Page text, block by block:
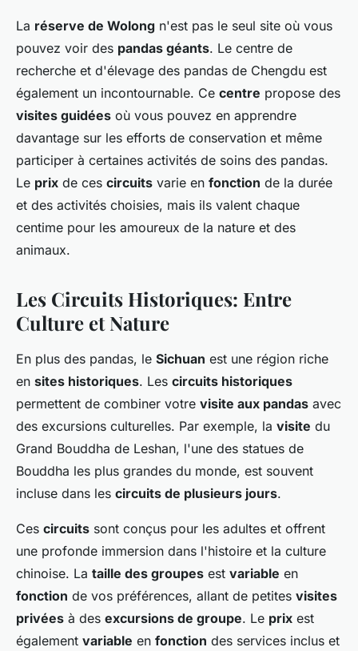
La réserve de Wolong n'est pas le seul site où vous
pouvez voir des pandas géants. Le centre de
recherche et d'élevage des pandas de Chengdu est
également un incontournable. Ce centre propose des
visites guidées où vous pouvez en apprendre
davantage sur les efforts de conservation et même
participer à certaines activités de soins des pandas.
Le prix de ces circuits varie en fonction de la durée
et des activités choisies, mais ils valent chaque
centime pour les amoureux de la nature et des
animaux.
Les Circuits Historiques: Entre
Culture et Nature
En plus des pandas, le Sichuan est une région riche
en sites historiques. Les circuits historiques
permettent de combiner votre visite aux pandas avec
des excursions culturelles. Par exemple, la visite du
Grand Bouddha de Leshan, l'une des statues de
Bouddha les plus grandes du monde, est souvent
incluse dans les circuits de plusieurs jours.
Ces circuits sont conçus pour les adultes et offrent
une profonde immersion dans l'histoire et la culture
chinoise. La taille des groupes est variable en
fonction de vos préférences, allant de petites visites
privées à des excursions de groupe. Le prix est
également variable en fonction des services inclus et